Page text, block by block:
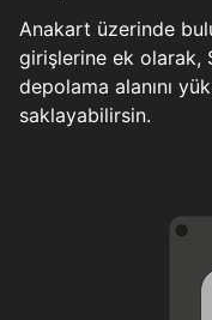
Anakart üzerinde
girişlerine ek olarak,
depolama alanını
saklayabilirsin.